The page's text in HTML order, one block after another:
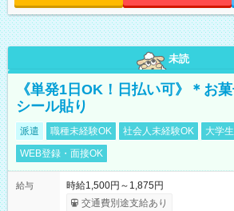
未読
《単発1日OK！日払い可》＊お
シール貼り
派遣 職種未経験OK 社会人未経験OK 大学
WEB登録・面接OK
給与
時給1,500円～1,875円
交通費別途支給あり